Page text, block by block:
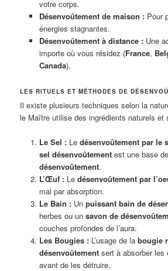
votre corps.
Désenvoûtement de maison :Pour
énergies stagnantes.
Désenvoûtement à distance :Une
importe où vous résidez (France,
Canada).
LES RITUELS ET MÉTHODES DE
Il existe plusieurs techniques selon la
le Maître utilise des ingrédients naturels et
Le Sel :Le désenvoûtement par le
sel désenvoûtementest une base
désenvoûtement.
L’Œuf :Le désenvoûtement par
mal par absorption.
Le Bain :Un puissant bain de
herbes ou un savon de
couches profondes de l’aura.
Les Bougies :L’usage de la bougie
désenvoûtementsert à absorber les
avant de les détruire.